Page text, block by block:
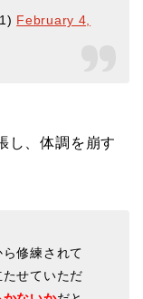
February 4,
し、体調を崩す
ら修練されて
せていただ